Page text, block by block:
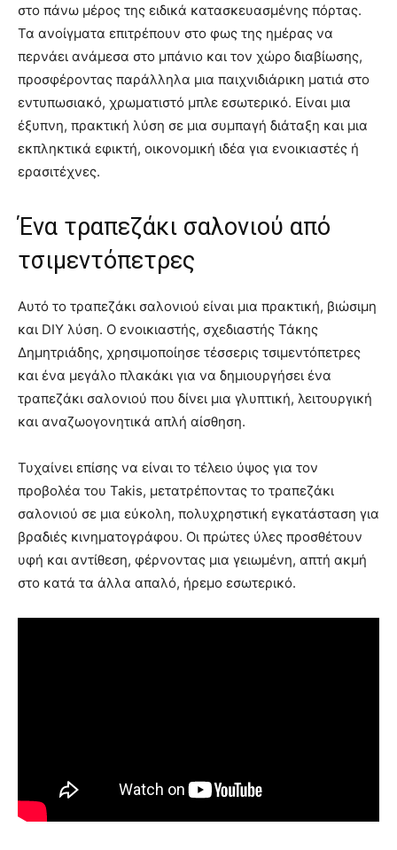
στο πάνω μέρος της ειδικά κατασκευασμένης πόρτας.
Τα ανοίγματα επιτρέπουν στο φως της ημέρας να
περνάει ανάμεσα στο μπάνιο και τον χώρο διαβίωσης,
προσφέροντας παράλληλα μια παιχνιδιάρικη ματιά στο
εντυπωσιακό, χρωματιστό μπλε εσωτερικό. Είναι μια
έξυπνη, πρακτική λύση σε μια συμπαγή διάταξη και μια
εκπληκτικά εφικτή, οικονομική ιδέα για ενοικιαστές ή
ερασιτέχνες.
Ένα τραπεζάκι σαλονιού από
τσιμεντόπετρες
Αυτό το τραπεζάκι σαλονιού είναι μια πρακτική, βιώσιμη
και DIY λύση. Ο ενοικιαστής, σχεδιαστής Τάκης
Δημητριάδης, χρησιμοποίησε τέσσερις τσιμεντόπετρες
και ένα μεγάλο πλακάκι για να δημιουργήσει ένα
τραπεζάκι σαλονιού που δίνει μια γλυπτική, λειτουργική
και αναζωογονητικά απλή αίσθηση.
Τυχαίνει επίσης να είναι το τέλειο ύψος για τον
προβολέα του Takis, μετατρέποντας το τραπεζάκι
σαλονιού σε μια εύκολη, πολυχρηστική εγκατάσταση για
βραδιές κινηματογράφου. Οι πρώτες ύλες προσθέτουν
υφή και αντίθεση, φέρνοντας μια γειωμένη, απτή ακμή
στο κατά τα άλλα απαλό, ήρεμο εσωτερικό.